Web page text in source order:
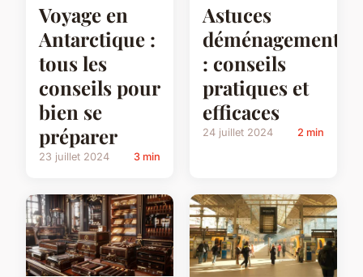
Voyage en
Antarctique :
tous les
conseils pour
bien se
préparer
23 juillet 2024 3 min
Astuces
déménagement
: conseils
pratiques et
efficaces
24 juillet 2024 2 min